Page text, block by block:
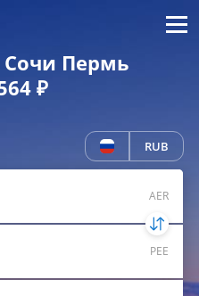
Меню
Пермь
₽
RUB
AER
PEE